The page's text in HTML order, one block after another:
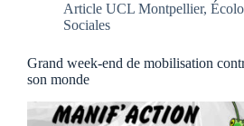
Article UCL Montpellier,
Sociales
Grand week-end de mobilisation
son monde